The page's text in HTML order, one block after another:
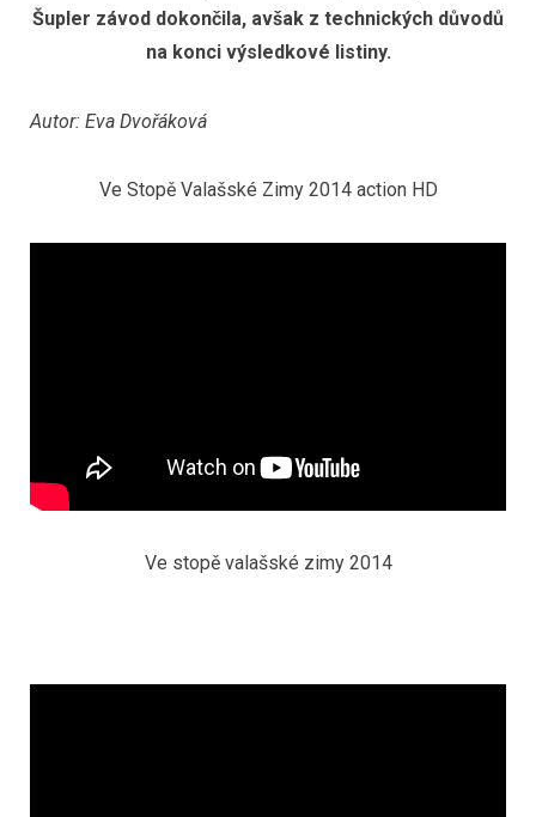
Šupler závod dokončila, avšak z technických důvodů
na konci výsledkové listiny.
Autor: Eva Dvořáková
Ve Stopě Valašské Zimy 2014 action HD
Ve stopě valašské zimy 2014